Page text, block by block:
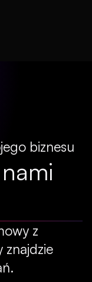
biznesu
z
znajdzie